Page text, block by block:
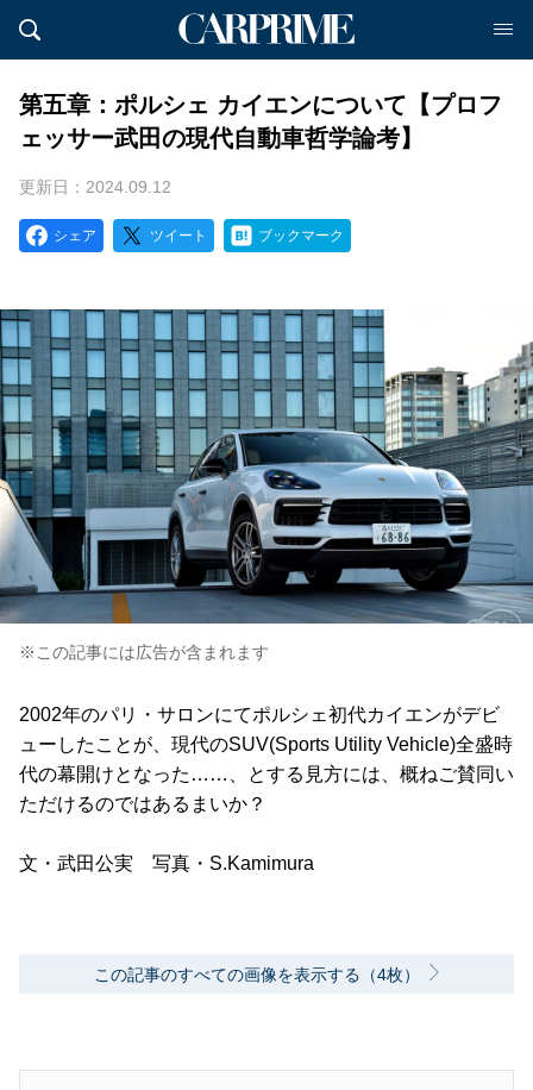
第五章：ポルシェ カイエンについて【プロフ
ェッサー武田の現代自動車哲学論考】
更新日：2024.09.12
シェア ツイート ブックマーク
※この記事には広告が含まれます
2002年のパリ・サロンにてポルシェ初代カイエンがデビ
ューしたことが、現代のSUV(Sports Utility Vehicle)全盛時
代の幕開けとなった……、とする見方には、概ねご賛同い
ただけるのではあるまいか？
文・武田公実 写真・S.Kamimura
この記事のすべての画像を表示する（4枚）